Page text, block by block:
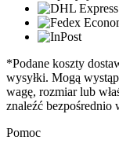
*Podane koszty
wysyłki. Mogą
wagę, rozmiar lub
znaleźć bezpośrednio
Pomoc